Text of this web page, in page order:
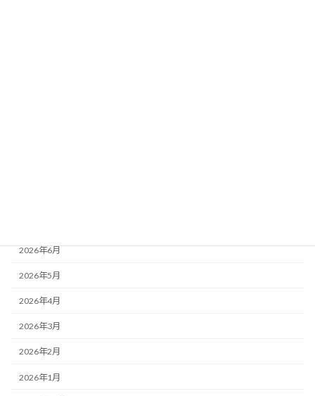
2026年6月
2026年5月
2026年4月
2026年3月
2026年2月
2026年1月